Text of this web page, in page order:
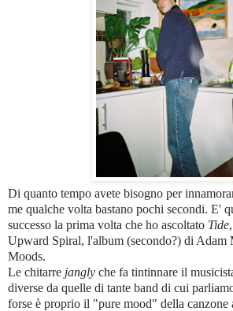
Di quanto tempo avete bisogno per
me qualche volta bastano pochi secondi. E'
successo la prima volta che ho ascoltato Tide
Upward Spiral, l'album (secondo?) di Adam
Moods.
Le chitarre jangly che fa tintinnare il
diverse da quelle di tante band di cui
forse è proprio il "pure mood" della canzone